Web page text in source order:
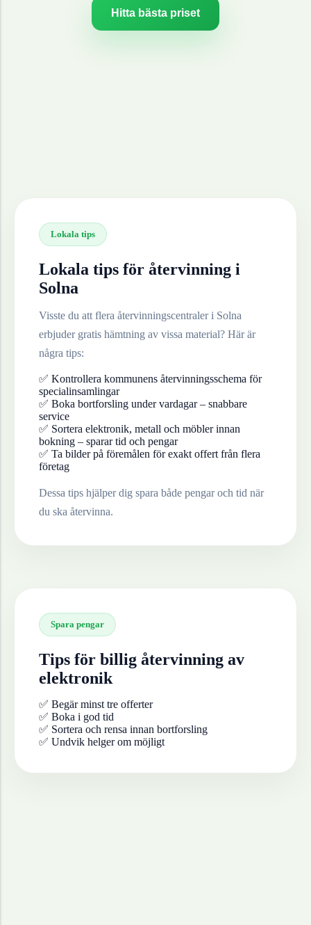
Hitta bästa priset
Lokala tips
Lokala tips för återvinning i
Solna
Visste du att flera återvinningscentraler i Solna
erbjuder gratis hämtning av vissa material? Här är
några tips:
✅ Kontrollera kommunens återvinningsschema för
specialinsamlingar
✅ Boka bortforsling under vardagar – snabbare
service
✅ Sortera elektronik, metall och möbler innan
bokning – sparar tid och pengar
✅ Ta bilder på föremålen för exakt offert från flera
företag
Dessa tips hjälper dig spara både pengar och tid när
du ska återvinna.
Spara pengar
Tips för billig återvinning av
elektronik
✅ Begär minst tre offerter
✅ Boka i god tid
✅ Sortera och rensa innan bortforsling
✅ Undvik helger om möjligt